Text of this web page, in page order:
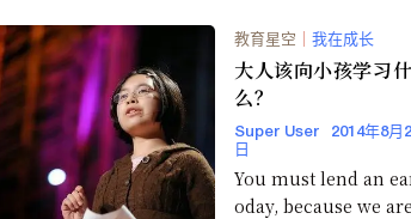
大...
教育星空 ｜ 我在成长
大人该向小孩学习
么？
Super User
2014年8月
日
You must lend an
oday, because we